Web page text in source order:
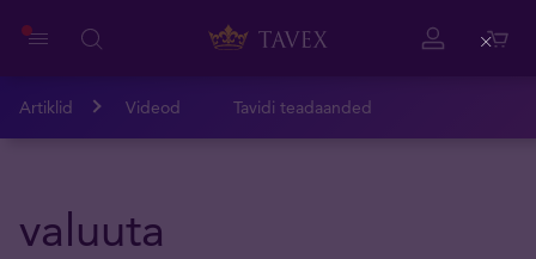
Artiklid Videod Tavidi teadaanded
valuuta
Close